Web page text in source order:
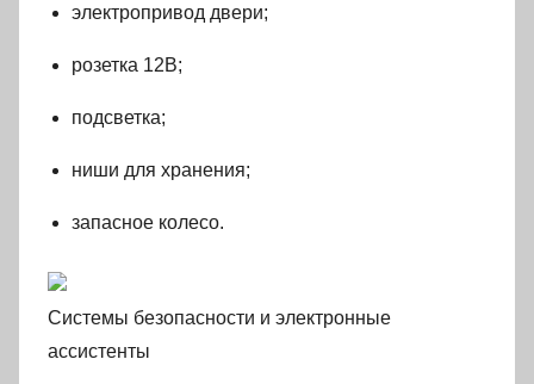
электропривод двери;
розетка 12В;
подсветка;
ниши для хранения;
запасное колесо.
Системы безопасности и электронные
ассистенты